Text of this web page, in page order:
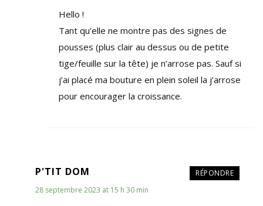
Hello !
Tant qu’elle ne montre pas des signes de
pousses (plus clair au dessus ou de petite
tige/feuille sur la tête) je n’arrose pas. Sauf si
j’ai placé ma bouture en plein soleil la j’arrose
pour encourager la croissance.
RÉPONDRE
P'TIT DOM
28 septembre 2023 at 15 h 30 min